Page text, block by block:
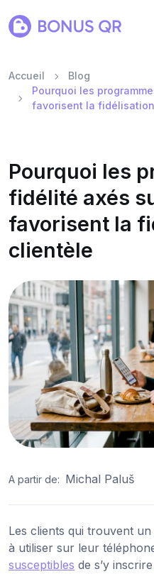
Accueil
Blog
Pourquoi les
favorisent la
Pourquoi les
fidélité axés
favorisent la
clientèle
A partir de: Michal Paluš
Les clients qui trouvent
à utiliser sur leur
susceptibles de s’y